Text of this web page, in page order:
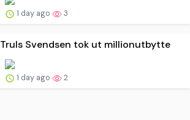
1 day ago 3
Truls Svendsen tok ut millionutbytte
1 day ago 2